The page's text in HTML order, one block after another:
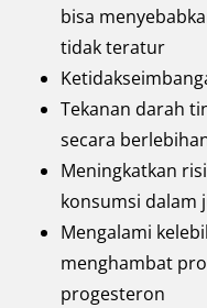
bisa
tidak teratur
Tekanan darah
secara
Meningkatkan
konsumsi dalam
Mengalami
menghambat
progesteron